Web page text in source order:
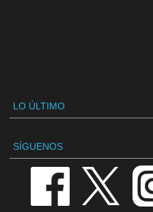
LO ÚLTIMO
SÍGUENOS